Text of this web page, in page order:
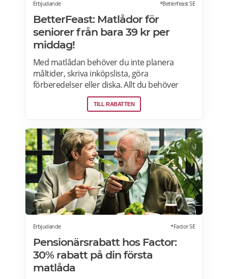
Erbjudande *Betterfeast SE
BetterFeast: Matlådor för
seniorer från bara 39 kr per
middag!
Med matlådan behöver du inte planera
måltider, skriva inköpslista, göra
förberedelser eller diska. Allt du behöver
göra är att värma maten och så är det
färdigt för servering! Betterfeast handlar,
matlådor är tillagade med omsorg av
professionella kockar. Våra favoriträtter är
Vikingagryta, Pasta med kyckling och Tarte
flambée med crème fraiche, bacon och lök.
Läs mer om rabatter på din första matlåda
hos Betterfeast här.
TILL RABATTEN
Erbjudande *Factor SE
Pensionärsrabatt hos Factor:
30% rabatt på din första
matlåda